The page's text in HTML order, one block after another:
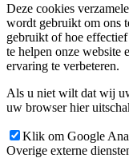
Deze cookies
wordt gebruikt om ons
gebruikt of hoe
te helpen onze website
ervaring te verbeteren.
Als u niet wilt dat wij
uw browser hier
Klik om Google
Overige externe